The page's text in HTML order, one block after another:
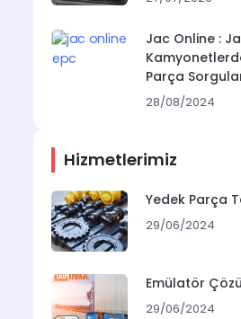
Jac Online :
Parça
28/08/2024
Hizmetlerimiz
Yedek Parça
29/06/2024
Emülatör
29/06/2024